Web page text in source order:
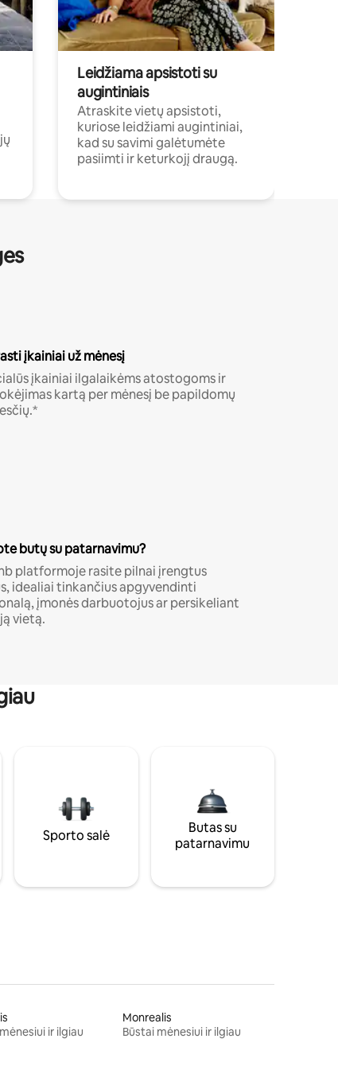
Leidžiama apsistoti su
augintiniais
Atraskite vietų apsistoti,
kuriose leidžiami augintiniai,
kad su savimi galėtumėte
pasiimti ir keturkojį draugą.
įkainiai už mėnesį
įkainiai ilgalaikėms atostogoms ir
kartą per mėnesį be papildomų
butų su patarnavimu?
platformoje rasite pilnai įrengtus
idealiai tinkančius apgyvendinti
įmonės darbuotojus ar persikeliant
vietą.
Sporto salė
Butas su
patarnavimu
ir ilgiau
Monrealis
Būstai mėnesiui ir ilgiau